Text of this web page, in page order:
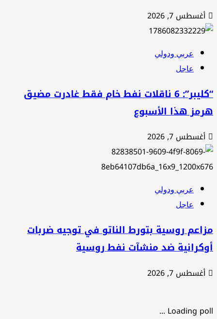
أغسطس 7, 2026
عربي ودولي
عاجل
“كليبر”: 6 ناقلات نفط خام فقط غادرت مضيق
هذا الأسبوع
أغسطس 7, 2026
عربي ودولي
عاجل
روسية بتورط الناتو في توجيه ضربات
ضد منشآت نفط روسية
أغسطس 7, 2026
Loading poll